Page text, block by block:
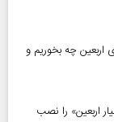
زائران اربعین ۱۴۰۵ | در گرمای اربعین چه بخوریم و
اربعین» را نصب